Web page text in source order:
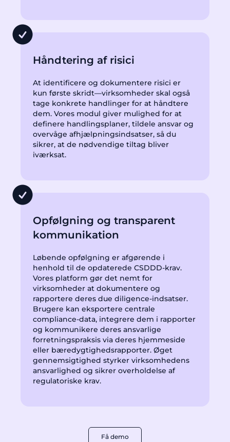
Håndtering af risici
At identificere og dokumentere risici er
kun første skridt—virksomheder skal også
tage konkrete handlinger for at håndtere
dem. Vores modul giver mulighed for at
definere handlingsplaner, tildele ansvar og
overvåge afhjælpningsindsatser, så du
sikrer, at de nødvendige tiltag bliver
iværksat.
Opfølgning og transparent
kommunikation
Løbende opfølgning er afgørende i
henhold til de opdaterede CSDDD-krav.
Vores platform gør det nemt for
virksomheder at dokumentere og
rapportere deres due diligence-indsatser.
Brugere kan eksportere centrale
compliance-data, integrere dem i rapporter
og kommunikere deres ansvarlige
forretningspraksis via deres hjemmeside
eller bæredygtighedsrapporter. Øget
gennemsigtighed styrker virksomhedens
ansvarlighed og sikrer overholdelse af
regulatoriske krav.
Få demo